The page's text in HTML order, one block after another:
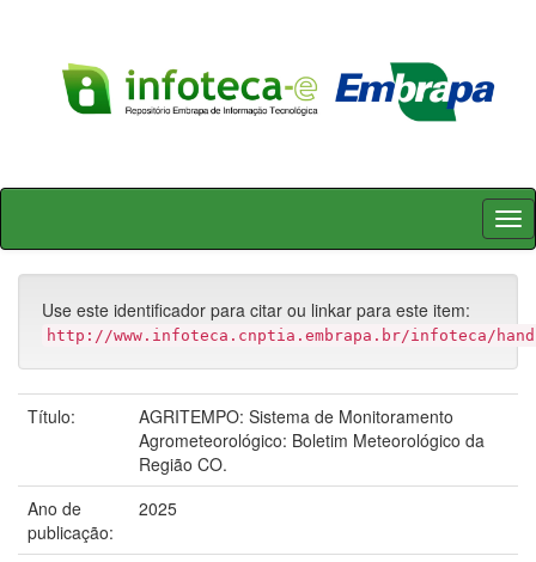
Skip
Use este identificador para citar ou linkar para este item:
http://www.infoteca.cnptia.embrapa.br/infoteca/
Título:
AGRITEMPO: Sistema de Monitoramento
Agrometeorológico: Boletim Meteorológico da
Região CO.
Ano de
publicação:
2025